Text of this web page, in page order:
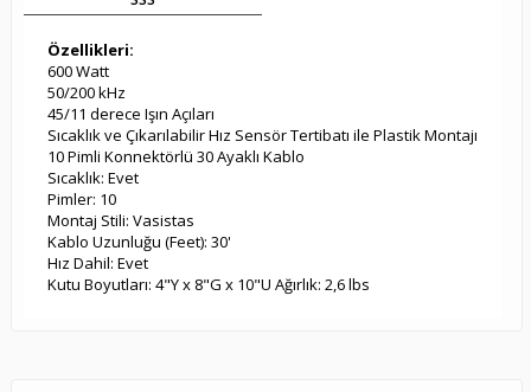
Özellikleri:
600 Watt
50/200 kHz
45/11 derece Işın Açıları
Sıcaklık ve Çıkarılabilir Hız Sensör Tertibatı ile Plastik Montajı
10 Pimli Konnektörlü 30 Ayaklı Kablo
Sıcaklık: Evet
Pimler: 10
Montaj Stili: Vasistas
Kablo Uzunluğu (Feet): 30'
Hız Dahil: Evet
Kutu Boyutları: 4"Y x 8"G x 10"U Ağırlık: 2,6 lbs